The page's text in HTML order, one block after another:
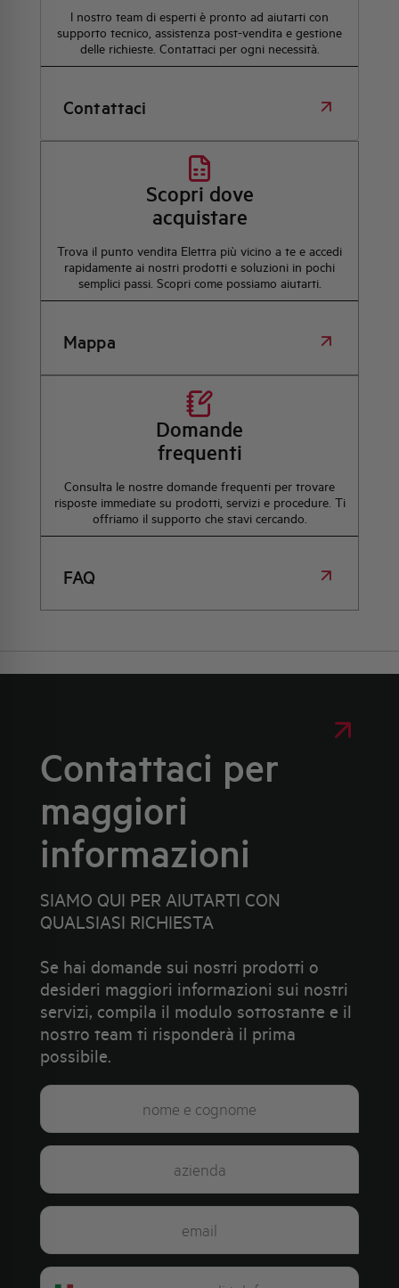
l nostro team di esperti è pronto ad aiutarti con
supporto tecnico, assistenza post-vendita e gestione
delle richieste. Contattaci per ogni necessità.
Contattaci
Scopri dove
acquistare
Trova il punto vendita Elettra più vicino a te e accedi
rapidamente ai nostri prodotti e soluzioni in pochi
semplici passi. Scopri come possiamo aiutarti.
Mappa
Domande
frequenti
Consulta le nostre domande frequenti per trovare
risposte immediate su prodotti, servizi e procedure. Ti
offriamo il supporto che stavi cercando.
FAQ
Contattaci per
maggiori
informazioni
SIAMO QUI PER AIUTARTI CON
QUALSIASI RICHIESTA
Se hai domande sui nostri prodotti o
desideri maggiori informazioni sui nostri
servizi, compila il modulo sottostante e il
nostro team ti risponderà il prima
possibile.